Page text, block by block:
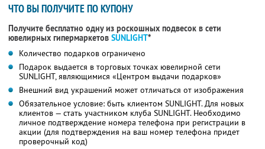
ЧТО ВЫ ПОЛУЧИТЕ ПО КУПОНУ
Получите бесплатно одну из роскошных подвесок в сети
ювелирных гипермаркетов SUNLIGHT*
Количество подарков ограничено
Подарок выдается в торговых точках ювелирной сети
SUNLIGHT, являющимися «Центром выдачи подарков»
Внешний вид украшений может отличаться от изображения
Обязательное условие: быть клиентом SUNLIGHT. Для новых
клиентов — стать участником клуба SUNLIGHT. Необходимо
личное подтверждение номера телефона при регистрации в
акции (для подтверждения на ваш номер телефона придет
проверочный код)